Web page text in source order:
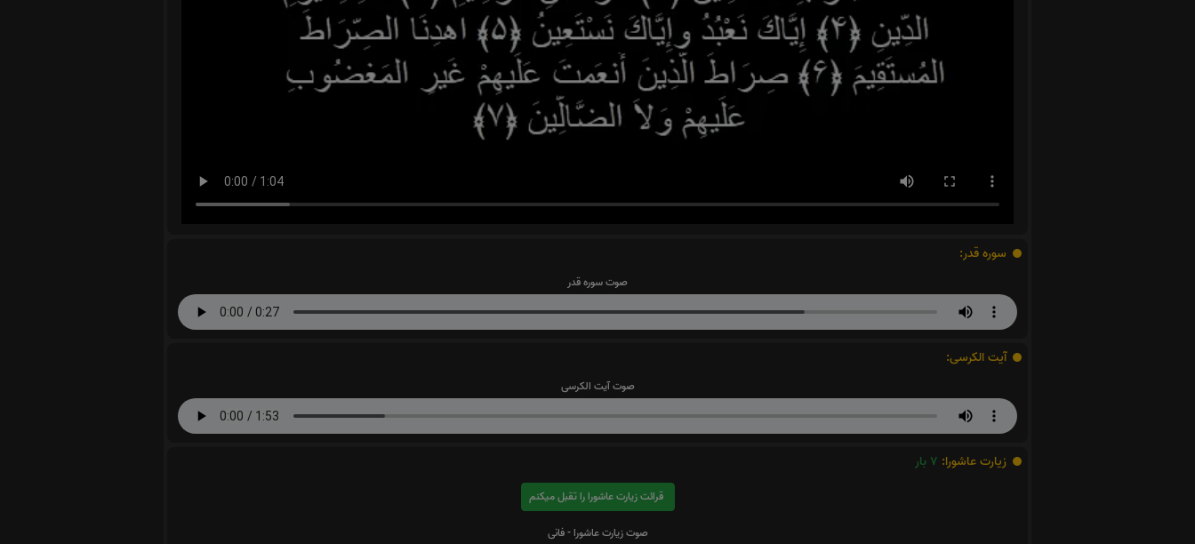
سوره قدر:
صوت سوره قدر
آیت الکرسی:
صوت آیت الکرسی
زیارت عاشورا: 7 بار
قرائت زیارت عاشورا را تقبل میکنم
صوت زیارت عاشورا - فانی